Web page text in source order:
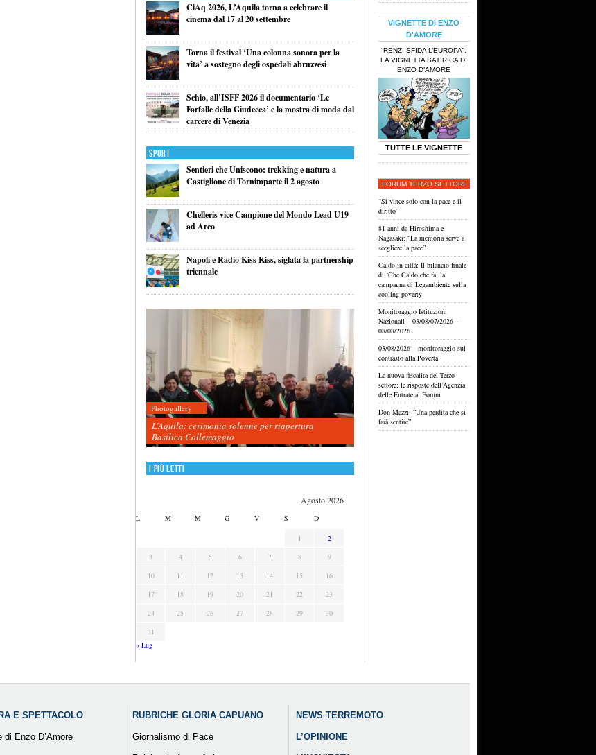
CiAq 2026, L’Aquila torna a celebrare il
cinema dal 17 al 20 settembre
Torna il festival ‘Una colonna sonora per la
vita’ a sostegno degli ospedali abruzzesi
Schio, all’ISFF 2026 il documentario ‘Le
Farfalle della Giudecca’ e la mostra di moda dal
carcere di Venezia
Sport
Sentieri che Uniscono: trekking e natura a
Castiglione di Tornimparte il 2 agosto
Chelleris vice Campione del Mondo Lead U19
ad Arco
Napoli e Radio Kiss Kiss, siglata la partnership
triennale
Photogallery
L’Aquila: cerimonia solenne per riapertura
Basilica Collemaggio
I più letti
Agosto 2026
L M M G V S D
1
2
3
4 5 6 7 8
9
10
11 12 13 14 15
16
17
18 19 20 21 22
23
24
25 26 27 28 29
30
31
« Lug
VIGNETTE DI ENZO
D'AMORE
“RENZI SFIDA L’EUROPA”,
LA VIGNETTA SATIRICA DI
ENZO D’AMORE
TUTTE LE VIGNETTE
FORUM TERZO SETTORE
“Si vince solo con la pace e il
diritto”
81 anni da Hiroshima e
Nagasaki: “La memoria serve a
scegliere la pace”.
Caldo in città: Il bilancio finale
di ‘Che Caldo che fa’ la
campagna di Legambiente sulla
cooling poverty
Monitoraggio Istituzioni
Nazionali – 03/08/07/2026 –
08/08/2026
03/08/2026 – monitoraggio sul
contrasto alla Povertà
La nuova fiscalità del Terzo
settore: le risposte dell’Agenzia
delle Entrate al Forum
Don Mazzi: “Una perdita che si
farà sentire”
E SPETTACOLO
di Enzo D’Amore
RUBRICHE GLORIA CAPUANO
Giornalismo di Pace
NEWS TERREMOTO
L’OPINIONE